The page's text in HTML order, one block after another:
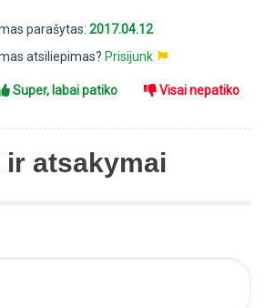
parašytas: 2017.04.12
atsiliepimas? Prisijunk
Super, labai patiko Visai nepatiko
atsakymai